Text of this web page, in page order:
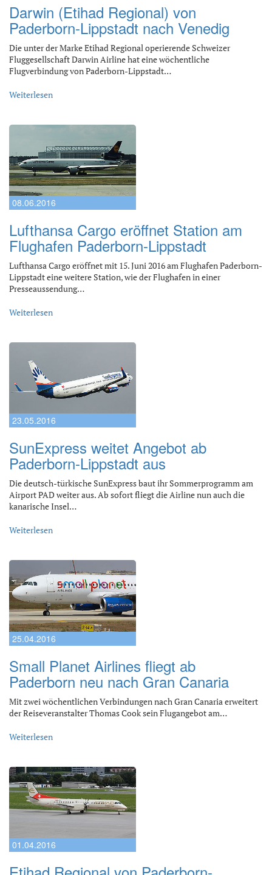
Darwin (Etihad Regional) von
Paderborn-Lippstadt nach Venedig
Die unter der Marke Etihad Regional operierende Schweizer
Fluggesellschaft Darwin Airline hat eine wöchentliche
Flugverbindung von Paderborn-Lippstadt…
Weiterlesen
08.06.2016
Lufthansa Cargo eröffnet Station am
Flughafen Paderborn-Lippstadt
Lufthansa Cargo eröffnet mit 15. Juni 2016 am Flughafen Paderborn-
Lippstadt eine weitere Station, wie der Flughafen in einer
Presseaussendung…
Weiterlesen
23.05.2016
SunExpress weitet Angebot ab
Paderborn-Lippstadt aus
Die deutsch-türkische SunExpress baut ihr Sommerprogramm am
Airport PAD weiter aus. Ab sofort fliegt die Airline nun auch die
kanarische Insel…
Weiterlesen
25.04.2016
Small Planet Airlines fliegt ab
Paderborn neu nach Gran Canaria
Mit zwei wöchentlichen Verbindungen nach Gran Canaria erweitert
der Reiseveranstalter Thomas Cook sein Flugangebot am…
Weiterlesen
01.04.2016